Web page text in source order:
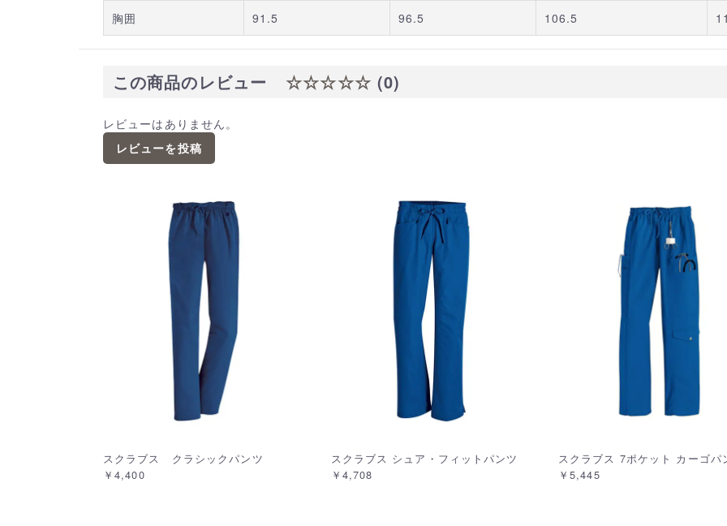
胸囲 91.5 96.5 106.5
この商品のレビュー ☆☆☆☆☆ (0)
レビューはありません。
レビューを投稿
スクラブス クラシックパンツ
￥4,400
スクラブス シュア・フィットパンツ
￥4,708
スクラブス 7ポケット カーゴパ
￥5,445